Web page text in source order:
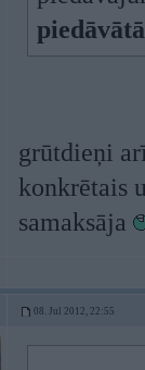
grūtdieņi
konkrētais
samaksāja
08. Jul 2012, 22:55